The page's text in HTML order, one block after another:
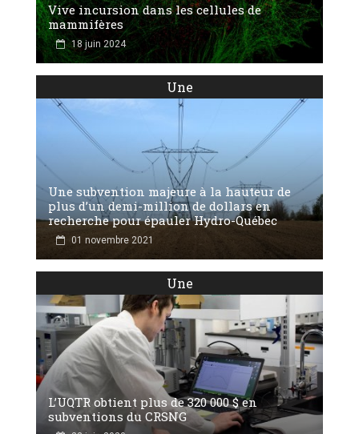
Vive incursion dans les cellules de
mammifères
18 juin 2024
Une
Une subvention majeure à la hauteur de
plus d’un demi-million de dollars en
recherche pour épauler Hydro-Québec
01 novembre 2021
Une
L’UQTR obtient plus de 320 000 $ en
subventions du CRSNG